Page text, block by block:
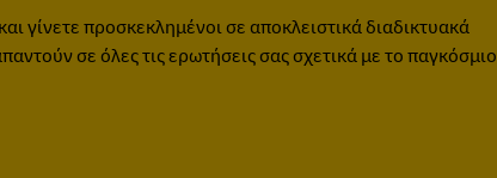
γίνετε προσκεκλημένοι σε αποκλειστικά διαδικτυακά
σε όλες τις ερωτήσεις σας σχετικά με το παγκόσμιο